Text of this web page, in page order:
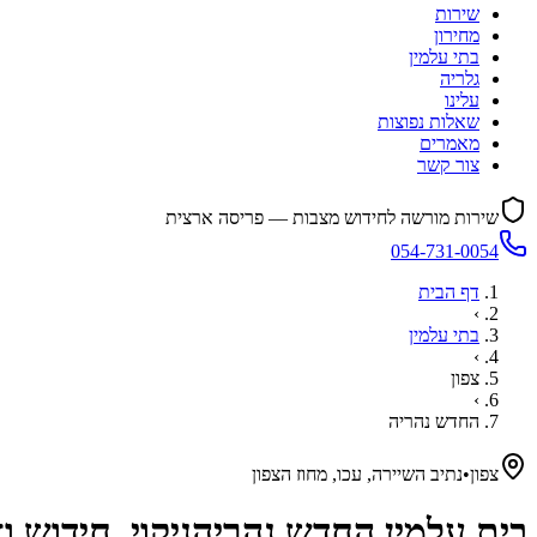
שירות
מחירון
בתי עלמין
גלריה
עלינו
שאלות נפוצות
מאמרים
צור קשר
שירות מורשה לחידוש מצבות — פריסה ארצית
054-731-0054
דף הבית
›
בתי עלמין
›
צפון
›
החדש נהריה
צפון•נתיב השיירה, עכו, מחוז הצפון